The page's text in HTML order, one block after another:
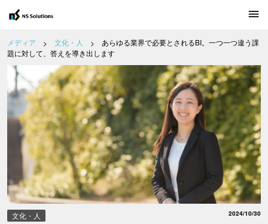
メディア 文化・人
あらゆる業界で必要とされるBI。一つ一つ違う課
題に対して、答えを導き出します
文化・人 2024/10/30
メディア
キャリア採用 募集職種
新卒採用 インターンシップ情報